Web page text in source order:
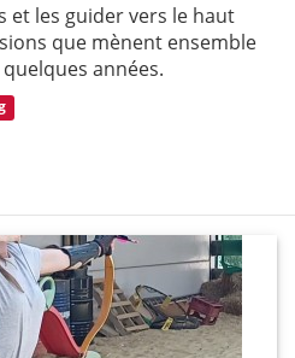
et les guider vers le haut
que mènent ensemble
quelques années.